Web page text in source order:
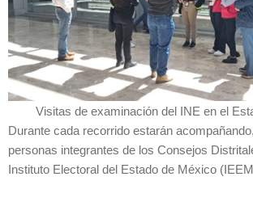
Visitas de examinación del INE en el
Durante cada recorrido estarán
personas integrantes de los Consejos
Instituto Electoral del Estado de México